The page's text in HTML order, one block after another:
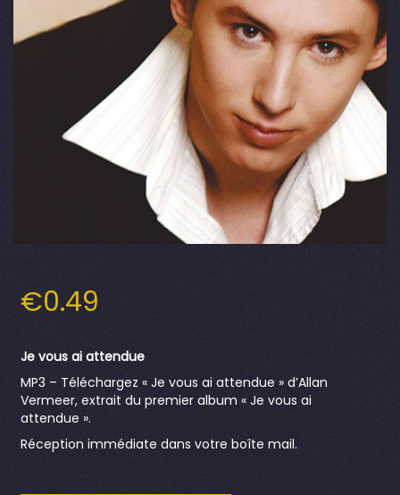
€0.49
Je vous ai attendue
MP3 – Téléchargez « Je vous ai attendue » d’Allan
Vermeer, extrait du premier album « Je vous ai
attendue ».
Réception immédiate dans votre boîte mail.